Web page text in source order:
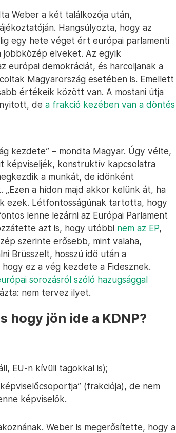
Weber a két találkozója után,
Hangsúlyozta, hogy az
egy hete véget ért európai parlamenti
jobbközép elveket. Az egyik
európai demokráciát, és harcoljanak a
Magyarország esetében is. Emellett
értékeik között van. A mostani útja
de a frakció kezében van a döntés
kezdete” – mondta Magyar. Úgy vélte,
képviseljék, konstruktív kapcsolatra
a munkát, de időnként
a hídon majd akkor kelünk át, ha
ezek. Létfontosságúnak tartotta, hogy
lenne lezárni az Európai Parlament
azt is, hogy utóbbi nem az EP,
szerinte erősebb, mint valaha,
Brüsszelt, hosszú idő után a
ez a vég kezdete a Fidesznek.
sorozásról szóló hazugsággal
nem tervez ilyet.
hogy jön ide a KDNP?
EU-n kívüli tagokkal is);
(frakciója), de nem
képviselők.
Weber is megerősítette, hogy a